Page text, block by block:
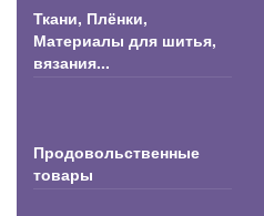
Ткани, Плёнки,
Материалы для шитья,
вязания...
Продовольственные
товары